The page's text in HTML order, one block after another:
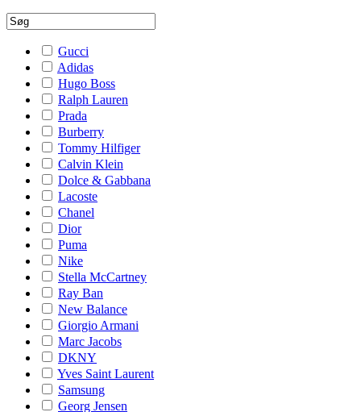
Gucci
Adidas
Hugo Boss
Ralph Lauren
Prada
Burberry
Tommy Hilfiger
Calvin Klein
Dolce & Gabbana
Lacoste
Chanel
Dior
Puma
Nike
Stella McCartney
Ray Ban
New Balance
Giorgio Armani
Marc Jacobs
DKNY
Yves Saint Laurent
Samsung
Georg Jensen